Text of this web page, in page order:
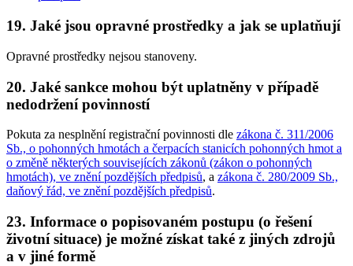
19. Jaké jsou opravné prostředky a jak se uplatňují
Opravné prostředky nejsou stanoveny.
20. Jaké sankce mohou být uplatněny v případě
nedodržení povinností
Pokuta za nesplnění registrační povinnosti dle zákona č. 311/2006
Sb., o pohonných hmotách a čerpacích stanicích pohonných hmot a
o změně některých souvisejících zákonů (zákon o pohonných
hmotách), ve znění pozdějších předpisů, a zákona č. 280/2009 Sb.,
daňový řád, ve znění pozdějších předpisů.
23. Informace o popisovaném postupu (o řešení
životní situace) je možné získat také z jiných zdrojů
a v jiné formě